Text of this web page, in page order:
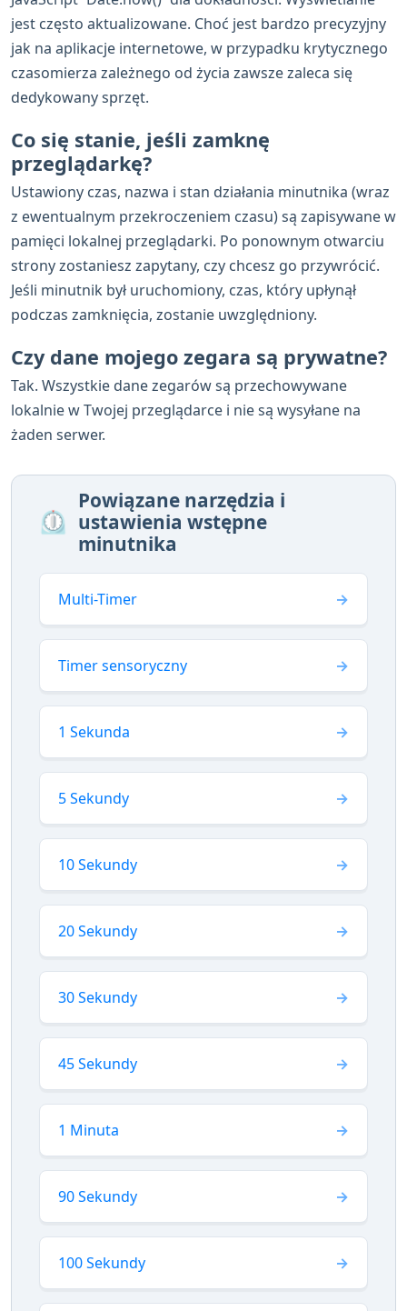
jest często aktualizowane. Choć jest bardzo precyzyjny
jak na aplikacje internetowe, w przypadku krytycznego
czasomierza zależnego od życia zawsze zaleca się
dedykowany sprzęt.
Co się stanie, jeśli zamknę
przeglądarkę?
Ustawiony czas, nazwa i stan działania minutnika (wraz
z ewentualnym przekroczeniem czasu) są zapisywane w
pamięci lokalnej przeglądarki. Po ponownym otwarciu
strony zostaniesz zapytany, czy chcesz go przywrócić.
Jeśli minutnik był uruchomiony, czas, który upłynął
podczas zamknięcia, zostanie uwzględniony.
Czy dane mojego zegara są prywatne?
Tak. Wszystkie dane zegarów są przechowywane
lokalnie w Twojej przeglądarce i nie są wysyłane na
żaden serwer.
⏲️
Powiązane narzędzia i
ustawienia wstępne
minutnika
Multi-Timer
Timer sensoryczny
1 Sekunda
5 Sekundy
10 Sekundy
20 Sekundy
30 Sekundy
45 Sekundy
1 Minuta
90 Sekundy
100 Sekundy